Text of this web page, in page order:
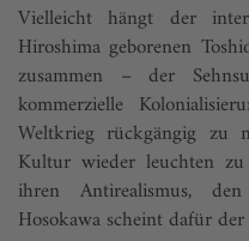
Vielleicht hängt der
Hiroshima geborenen
zusammen – der
kommerzielle
Weltkrieg rückgängig zu
Kultur wieder leuchten zu
ihren Antirealismus,
Hosokawa scheint dafür